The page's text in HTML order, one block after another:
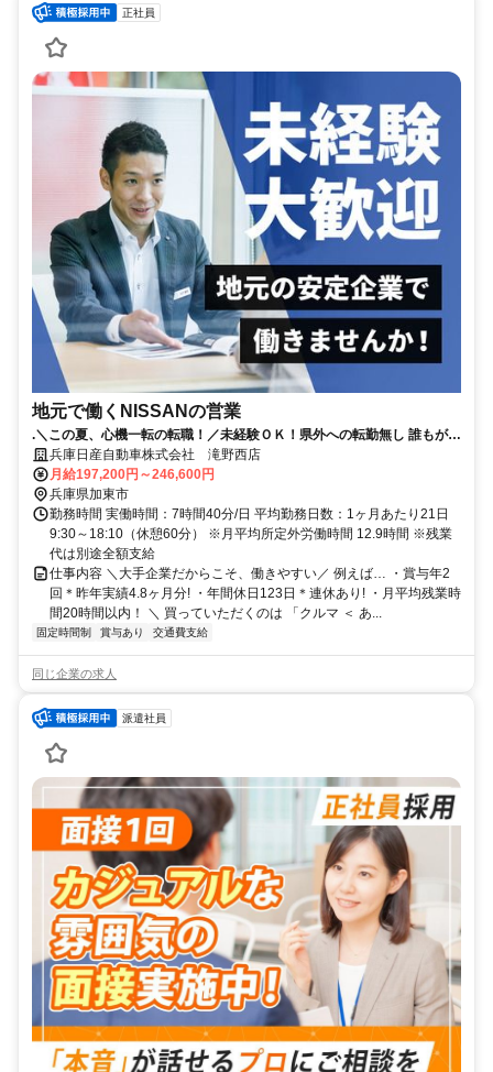
正社員
地元で働くNISSANの営業
.＼この夏、心機一転の転職！／未経験ＯＫ！県外への転勤無し 誰もが知
る安心な会社！賞与4.8か月分（昨年実績）｜年間休日123日
兵庫日産自動車株式会社 滝野西店
月給197,200円～246,600円
兵庫県加東市
勤務時間 実働時間：7時間40分/日 平均勤務日数：1ヶ月あたり21日
9:30～18:10（休憩60分） ※月平均所定外労働時間 12.9時間 ※残業
代は別途全額支給
仕事内容 ＼大手企業だからこそ、働きやすい／ 例えば… ・賞与年2
回＊昨年実績4.8ヶ月分! ・年間休日123日＊連休あり! ・月平均残業時
間20時間以内！ ＼ 買っていただくのは 「クルマ ＜ あ...
固定時間制 賞与あり 交通費支給
同じ企業の求人
派遣社員